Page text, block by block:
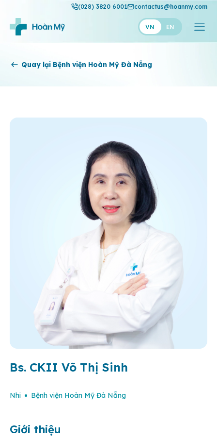
(028) 3820 6001 contactus@hoanmy.com
VN EN
Hoàn Mỹ
Thuận Mỹ
Quay lại Bệnh viện Hoàn Mỹ Đà Nẵng
Bs. CKII Võ Thị Sinh
Nhi Bệnh viện Hoàn Mỹ Đà Nẵng
Giới thiệu